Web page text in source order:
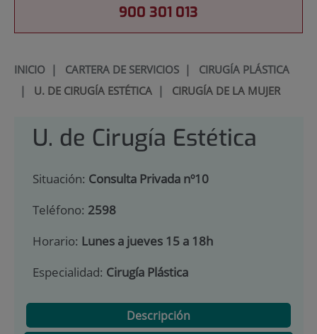
900 301 013
INICIO| CARTERA DE SERVICIOS| CIRUGÍA PLÁSTICA
| U. DE CIRUGÍA ESTÉTICA| CIRUGÍA DE LA MUJER
U. de Cirugía Estética
Situación: Consulta Privada nº10
Teléfono: 2598
Horario: Lunes a jueves 15 a 18h
Especialidad: Cirugía Plástica
Descripción